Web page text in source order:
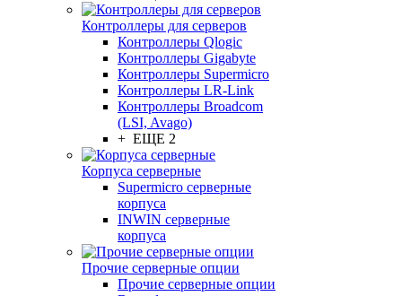
Контроллеры для серверов
Контроллеры Qlogic
Контроллеры Gigabyte
Контроллеры Supermicro
Контроллеры LR-Link
Контроллеры Broadcom
(LSI, Avago)
+ ЕЩЕ 2
Корпуса серверные
Supermicro серверные
корпуса
INWIN серверные
корпуса
Прочие серверные опции
Прочие серверные опции